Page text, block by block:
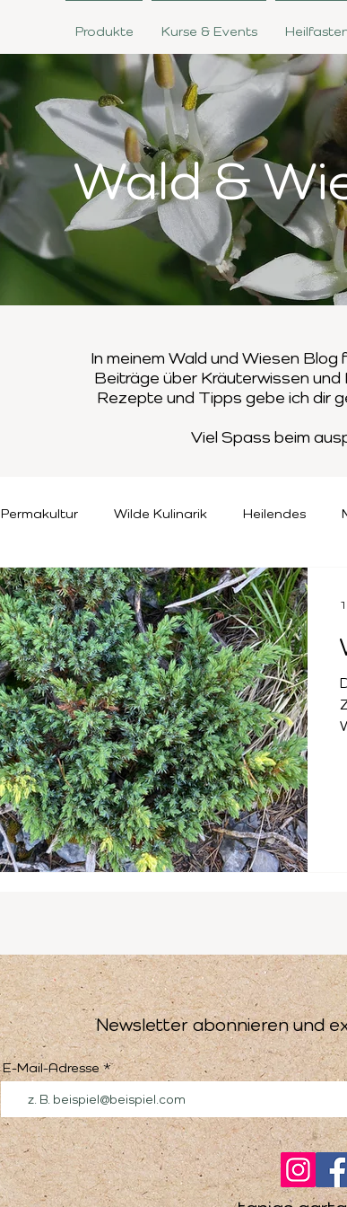
Produkte Kurse & Events
Wald &
In meinem Wald und Wiesen
Beiträge über Kräuterwissen und
Rezepte und Tipps gebe ich dir
Viel Spass beim
Permakultur Wilde Kulinarik Heilendes
Newsletter abonnieren und
E-Mail-Adresse